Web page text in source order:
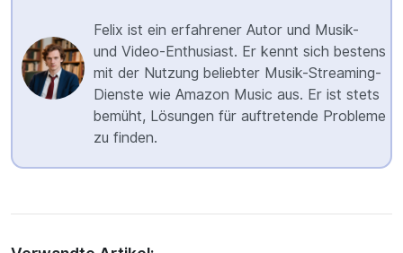
Felix ist ein erfahrener Autor und Musik-
und Video-Enthusiast. Er kennt sich bestens
mit der Nutzung beliebter Musik-Streaming-
Dienste wie Amazon Music aus. Er ist stets
bemüht, Lösungen für auftretende Probleme
zu finden.